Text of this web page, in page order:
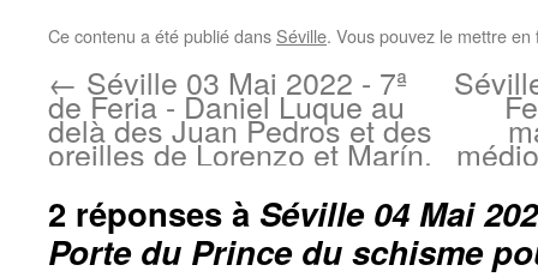
Ce contenu a été publié dans Séville. Vous pouvez le mettre
← Séville 03 Mai 2022 - 7ª
de Feria - Daniel Luque au
delà des Juan Pedros et des
oreilles de Lorenzo et Marín.
2 réponses à Séville 04 Mai
Porte du Prince du schisme